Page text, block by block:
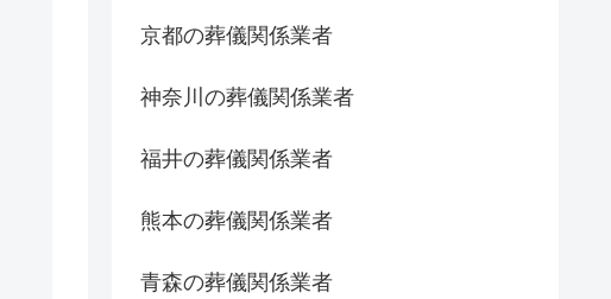
京都の葬儀関係業者
神奈川の葬儀関係業者
福井の葬儀関係業者
熊本の葬儀関係業者
青森の葬儀関係業者